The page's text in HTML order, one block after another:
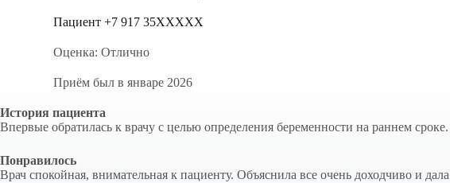
Пациент +7 917 35XXXXX
Оценка: Отлично
Приём был в январе 2026
История пациента
Впервые обратилась к врачу с целью определения беременности на раннем сроке.
Понравилось
Врач спокойная, внимательная к пациенту. Объяснила все очень доходчиво и